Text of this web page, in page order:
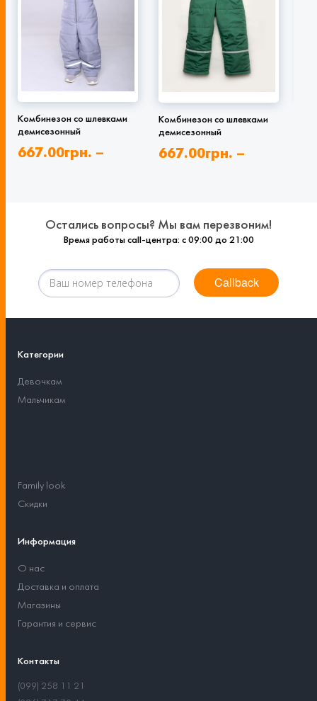
Комбинезон со шлевками
демисезонный
667.00грн. –
Комбинезон со шлевками
демисезонный
667.00грн. –
Остались вопросы? Мы вам перезвоним!
Время работы call-центра: с 09:00 до 21:00
Callback
Категории
Девочкам
Мальчикам
Family look
Скидки
Информация
О нас
Доставка и оплата
Магазины
Гарантия и сервис
Контакты
(099) 258 11 21